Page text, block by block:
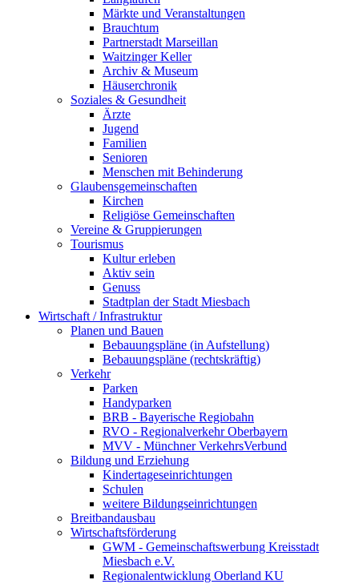
Märkte und Veranstaltungen
Brauchtum
Partnerstadt Marseillan
Waitzinger Keller
Archiv & Museum
Häuserchronik
Soziales & Gesundheit
Ärzte
Jugend
Familien
Senioren
Menschen mit Behinderung
Glaubensgemeinschaften
Kirchen
Religiöse Gemeinschaften
Vereine & Gruppierungen
Tourismus
Kultur erleben
Aktiv sein
Genuss
Stadtplan der Stadt Miesbach
Wirtschaft / Infrastruktur
Planen und Bauen
Bebauungspläne (in Aufstellung)
Bebauungspläne (rechtskräftig)
Verkehr
Parken
Handyparken
BRB - Bayerische Regiobahn
RVO - Regionalverkehr Oberbayern
MVV - Münchner VerkehrsVerbund
Bildung und Erziehung
Kindertageseinrichtungen
Schulen
weitere Bildungseinrichtungen
Breitbandausbau
Wirtschaftsförderung
GWM - Gemeinschaftswerbung Kreisstadt
Miesbach e.V.
Regionalentwicklung Oberland KU